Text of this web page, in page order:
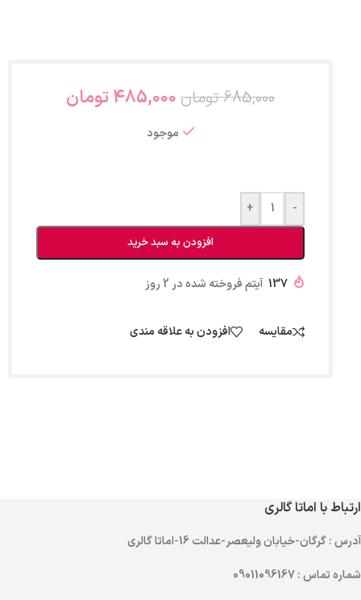
685,000 تومان 485,000تومان
موجود
-
+
افزودن به سبد خرید
137 آیتم فروخته شده در 2 روز
مقایسه افزودن به علاقه مندی
ارتباط با اماتا گالری
آدرس: گرگان-خیابان ولیعصر-عدالت 16-اماتا گالری
شماره تماس: 09011096167